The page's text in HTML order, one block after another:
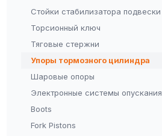
Стойки стабилизатора подвески
Торсионный ключ
Тяговые стержни
Упоры тормозного цилиндра
Шаровые опоры
Электронные системы опускания
Boots
Fork Pistons